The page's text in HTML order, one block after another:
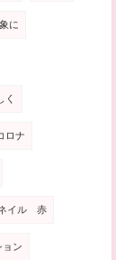
に
く
ロナ
イル 赤
ョン